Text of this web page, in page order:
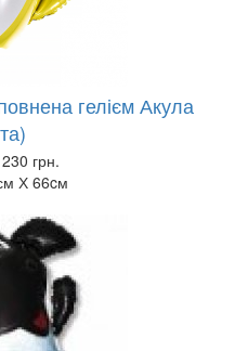
гелієм Акула
230 грн.
Х 66cм